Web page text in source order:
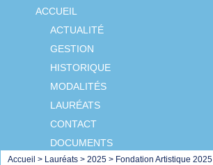
ACCUEIL
ACTUALITÉ
GESTION
HISTORIQUE
MODALITÉS
LAURÉATS
CONTACT
DOCUMENTS
Accueil > Lauréats > 2025 > Fondation Artistique 2025